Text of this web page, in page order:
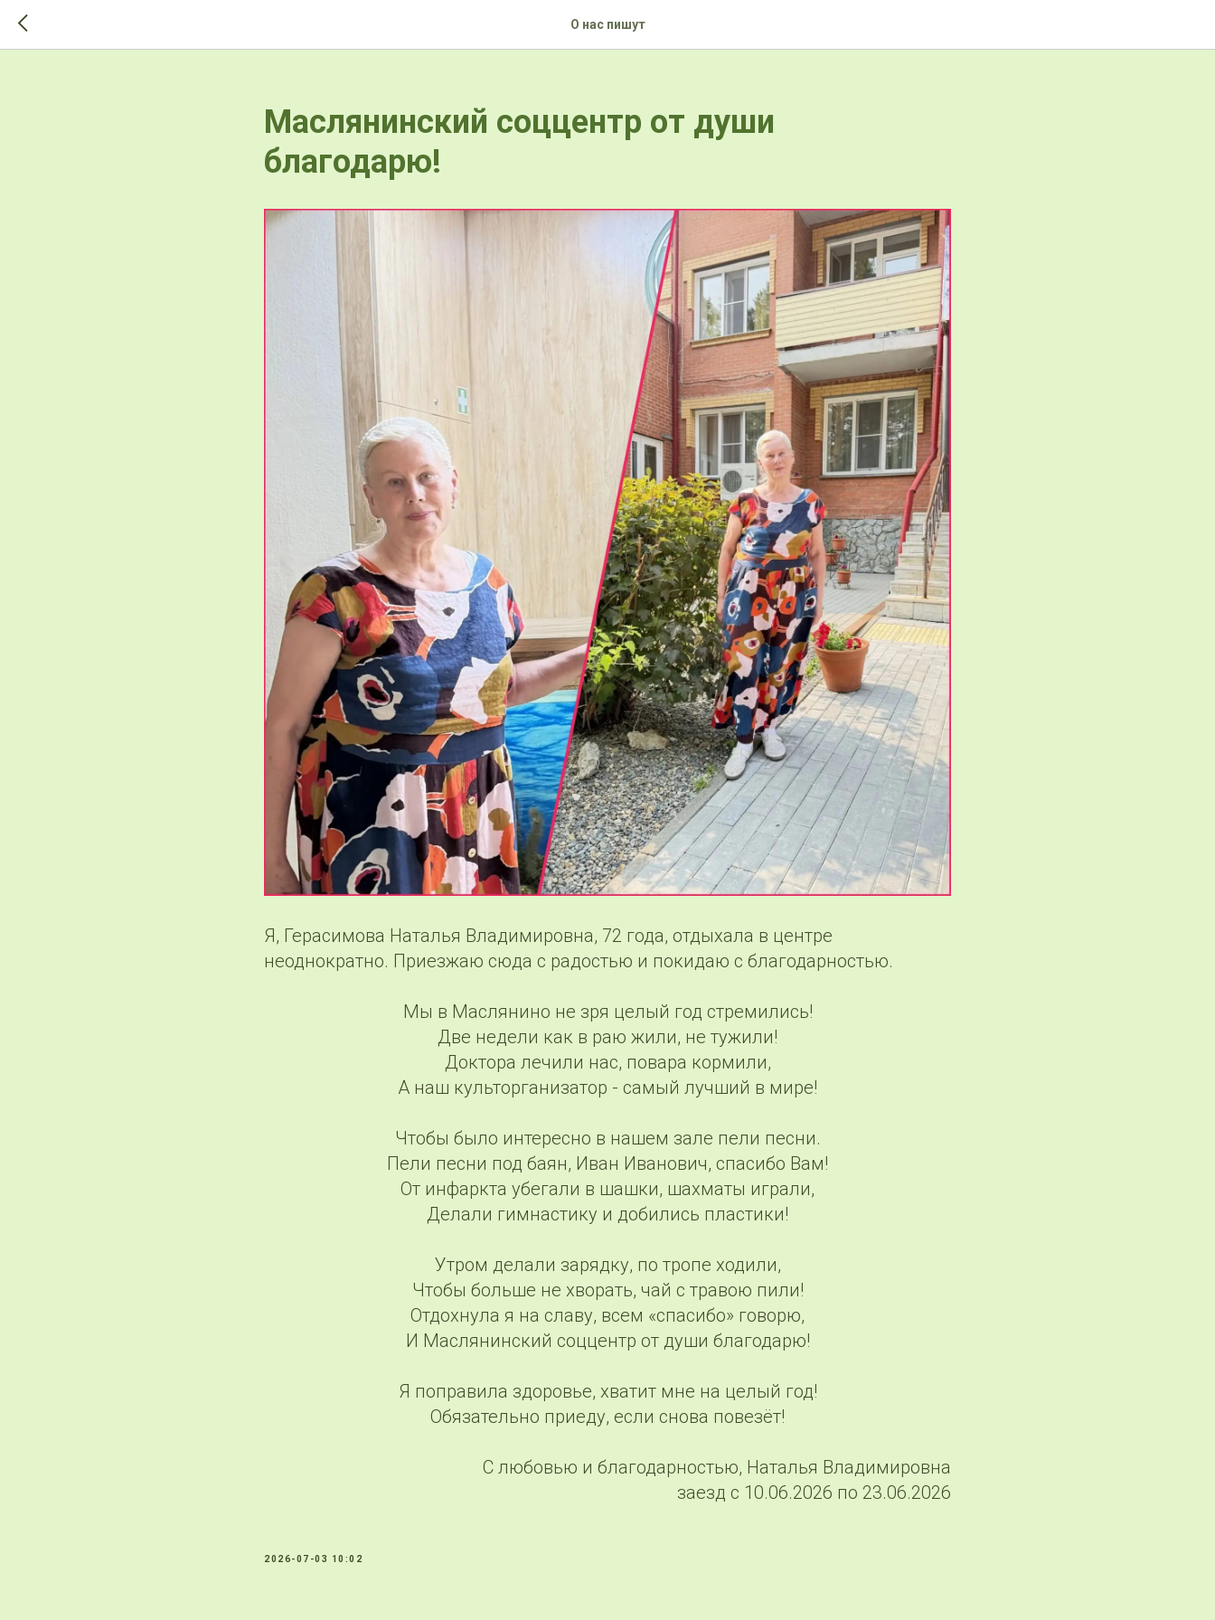
О нас пишут
Маслянинский соццентр от души
благодарю!
Я, Герасимова Наталья Владимировна, 72 года, отдыхала в центре
неоднократно. Приезжаю сюда с радостью и покидаю с благодарностью.
Мы в Маслянино не зря целый год стремились!
Две недели как в раю жили, не тужили!
Доктора лечили нас, повара кормили,
А наш культорганизатор - самый лучший в мире!
Чтобы было интересно в нашем зале пели песни.
Пели песни под баян, Иван Иванович, спасибо Вам!
От инфаркта убегали в шашки, шахматы играли,
Делали гимнастику и добились пластики!
Утром делали зарядку, по тропе ходили,
Чтобы больше не хворать, чай с травою пили!
Отдохнула я на славу, всем «спасибо» говорю,
И Маслянинский соццентр от души благодарю!
Я поправила здоровье, хватит мне на целый год!
Обязательно приеду, если снова повезёт!
С любовью и благодарностью, Наталья Владимировна
заезд с 10.06.2026 по 23.06.2026
2026-07-03 10:02